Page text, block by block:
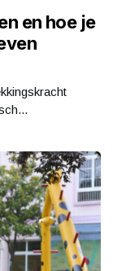
en hoe je